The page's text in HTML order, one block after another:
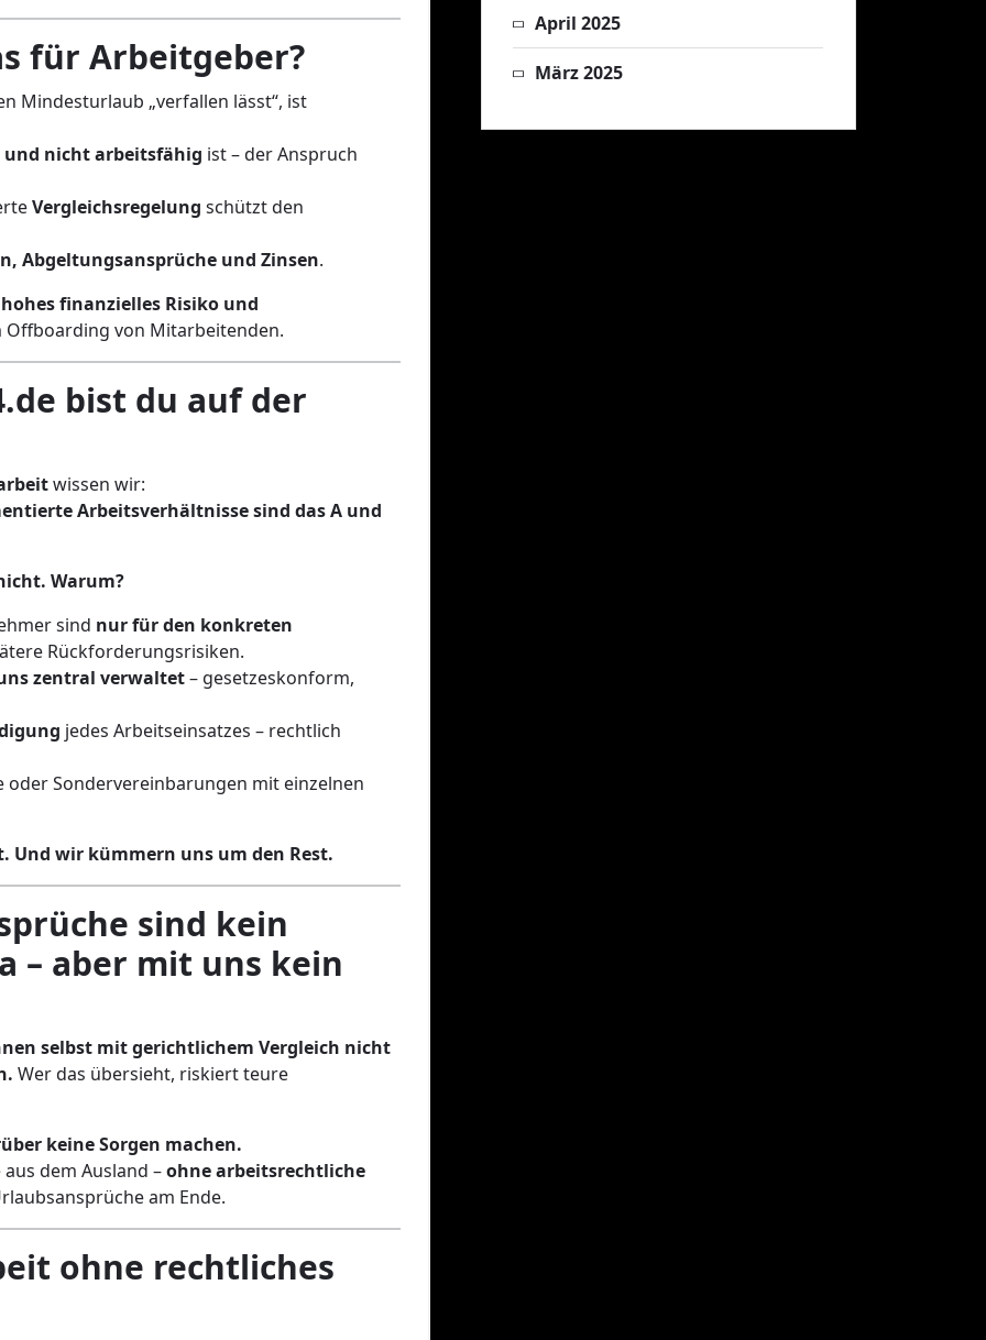
für Arbeitgeber?
Mindesturlaub „verfallen lässt“, ist
nicht arbeitsfähig ist – der Anspruch
Vergleichsregelung schützt den
Abgeltungsansprüche und Zinsen.
hohes finanzielles Risiko und
von Mitarbeitenden.
bist du auf der
wissen wir:
Arbeitsverhältnisse sind das A und
Warum?
sind nur für den konkreten
Rückforderungsrisiken.
zentral verwaltet– gesetzeskonform,
jedes Arbeitseinsatzes – rechtlich
oder Sondervereinbarungen mit einzelnen
Und wir kümmern uns um den Rest.
sind kein
– aber mit uns kein
selbst mit gerichtlichem Vergleich nicht
Wer das übersieht, riskiert teure
keine Sorgen machen.
dem Ausland –ohne arbeitsrechtliche
am Ende.
ohne rechtliches
April 2025
März 2025